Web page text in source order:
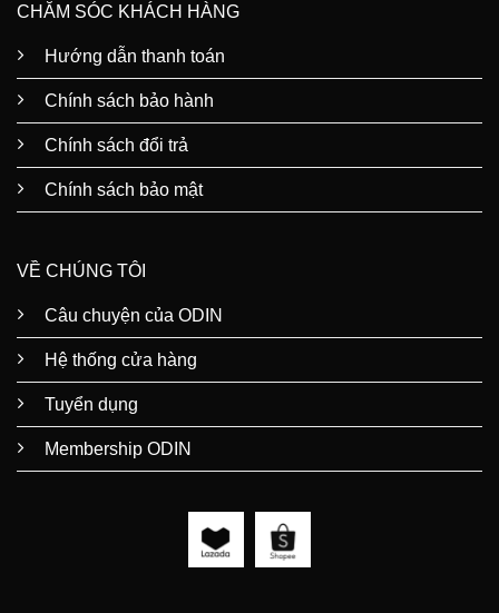
CHĂM SÓC KHÁCH HÀNG
Hướng dẫn thanh toán
Chính sách bảo hành
Chính sách đổi trả
Chính sách bảo mật
VỀ CHÚNG TÔI
Câu chuyện của ODIN
Hệ thống cửa hàng
Tuyển dụng
Membership ODIN